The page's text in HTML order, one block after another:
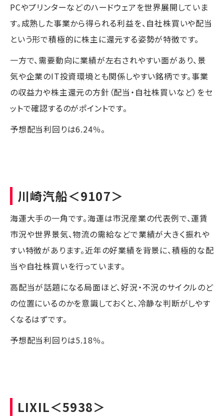
PCやプリンターなどのハードウェアを世界展開していま
す。成熟した事業から得られる利益を、自社株買いや配当
という形で積極的に株主に還元する姿勢が特徴です。
一方で、需要動向に業績が左右されやすい面があり、景
気や企業のIT投資環境とも関係しやすい銘柄です。事業
の収益力や株主還元の方針（配当・自社株買いなど）をセ
ットで確認するのがポイントです。
予想配当利回りは6.24％。
川崎汽船＜9107＞
海運大手の一角です。海運は市況産業の代表例で、運賃
市況や世界景気、物流の需給などで業績が大きく振れや
すい特徴があります。近年の好業績を背景に、積極的な配
当や自社株買いを行っています。
高配当が話題になる局面ほど、好況・不況のサイクルのど
の位置にいるのかを意識しておくと、冷静な判断がしやす
くなるはずです。
予想配当利回りは5.18％。
LIXIL＜5938＞